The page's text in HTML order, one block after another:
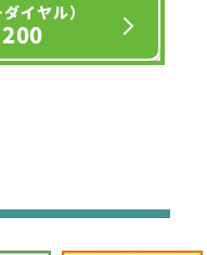
イヤル）